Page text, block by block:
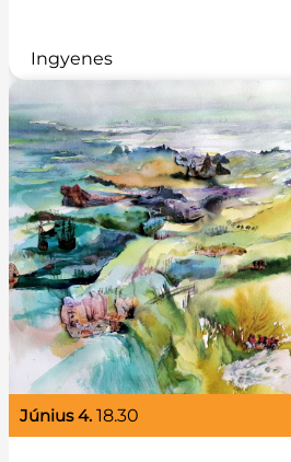
Ingyenes
június 4. 18.30